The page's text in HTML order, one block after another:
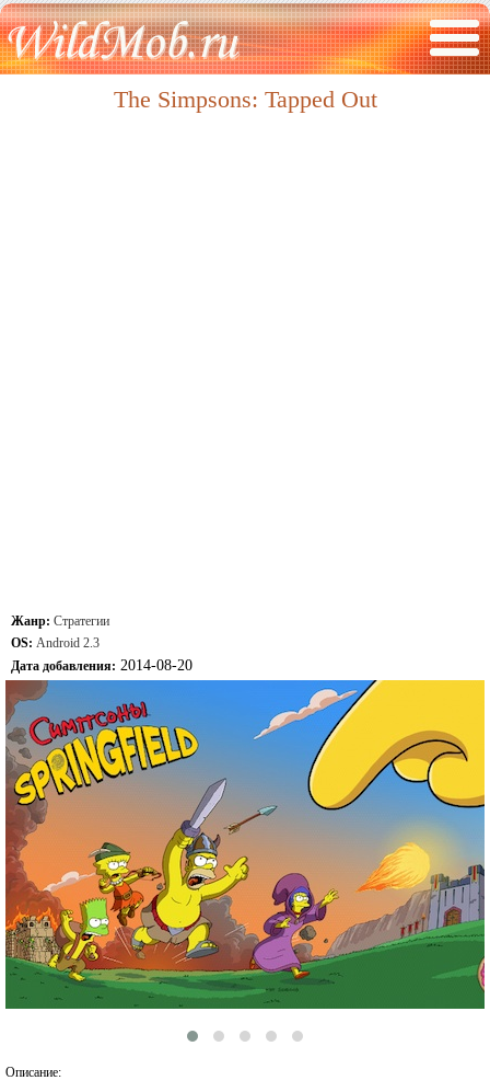
The Simpsons: Tapped Out
Жанр: Стратегии
OS: Android 2.3
Дата добавления: 2014-08-20
Описание: